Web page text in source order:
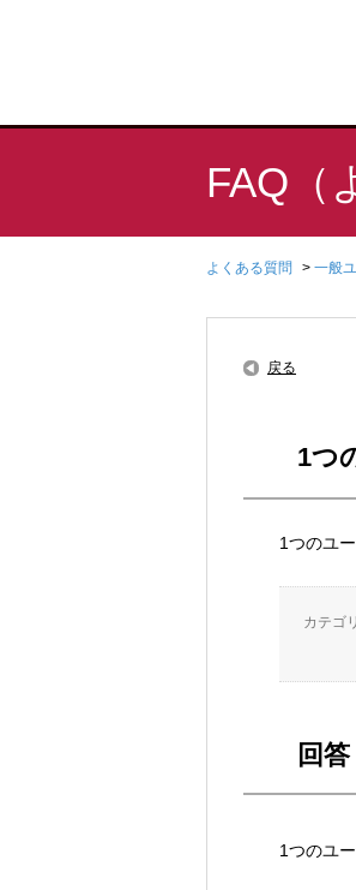
FAQ（
よくある質問 > 一般
戻る
1つ
1つのユ
カテゴ
回答
1つのユ